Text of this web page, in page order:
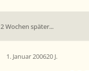
2 Wochen später...
1. Januar 200620 J.